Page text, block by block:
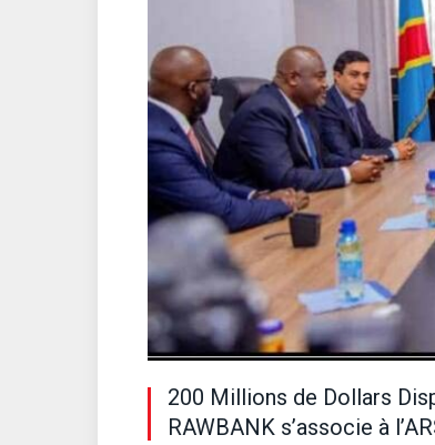
200 Millions de Dollars
RAWBANK s’associe à